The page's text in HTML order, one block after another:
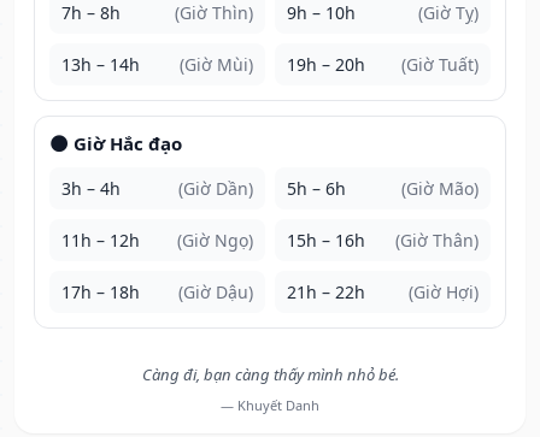
7h – 8h (Giờ Thìn) 9h – 10h (Giờ Tỵ)
13h – 14h (Giờ Mùi) 19h – 20h (Giờ Tuất)
🌑 Giờ Hắc đạo
3h – 4h (Giờ Dần) 5h – 6h (Giờ Mão)
11h – 12h (Giờ Ngọ) 15h – 16h (Giờ Thân)
17h – 18h (Giờ Dậu) 21h – 22h (Giờ Hợi)
Càng đi, bạn càng thấy mình nhỏ bé.
— Khuyết Danh